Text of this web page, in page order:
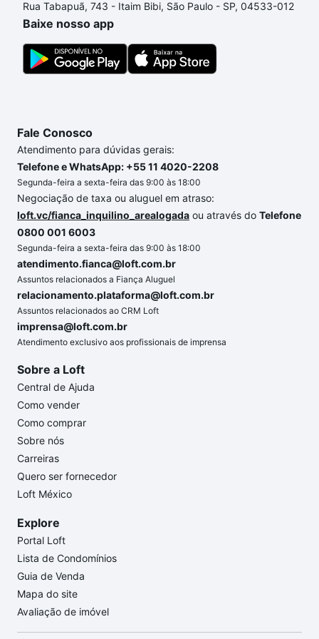
custa comprar um apartamento e conte com a
gente para comprar o imóvel dos seus sonhos com
segurança e conforto. Loft, com você até as
chaves.
Rua Tabapuã, 743 - Itaim Bibi, São Paulo - SP, 04533-012
Baixe nosso app
Fale Conosco
Atendimento para dúvidas gerais:
Telefone e WhatsApp: +55 11 4020-2208
Segunda-feira a sexta-feira das 9:00 às 18:00
Negociação de taxa ou aluguel em atraso:
loft.vc/fianca_inquilino_arealogada ou através do Telefone
0800 001 6003
Segunda-feira a sexta-feira das 9:00 às 18:00
atendimento.fianca@loft.com.br
Assuntos relacionados a Fiança Aluguel
relacionamento.plataforma@loft.com.br
Assuntos relacionados ao CRM Loft
imprensa@loft.com.br
Atendimento exclusivo aos profissionais de imprensa
Sobre a Loft
Central de Ajuda
Como vender
Como comprar
Sobre nós
Carreiras
Quero ser fornecedor
Loft México
Explore
Portal Loft
Lista de Condomínios
Guia de Venda
Mapa do site
Avaliação de imóvel